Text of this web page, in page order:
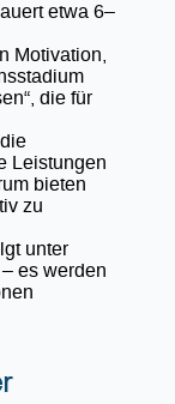
etwa 6–
Motivation,
die für
Leistungen
bieten
zu
unter
es werden